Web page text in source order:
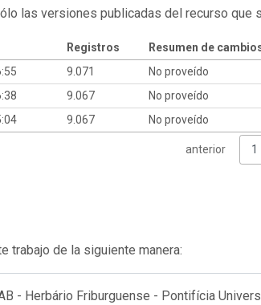
las versiones publicadas del recurso que
Registros
Resumen de
9.071
No proveído
9.067
No proveído
9.067 No proveído
anterior 1
trabajo de la siguiente manera:
- Herbário Friburguense - Pontifícia